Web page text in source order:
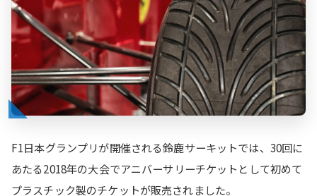
F1日本グランプリが開催される鈴鹿サーキットでは、30回に
あたる2018年の大会でアニバーサリーチケットとして初めて
プラスチック製のチケットが販売されました。